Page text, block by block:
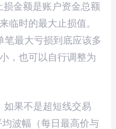
金额是账户资金总额
临时的最大止损值。
笔最大亏损到底应该多
，也可以自行调整为
如果不是超短线交易
波幅（每日最高价与